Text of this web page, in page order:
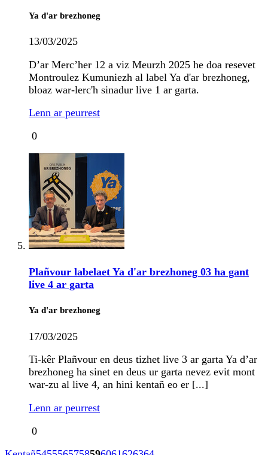
Ya d'ar brezhoneg
13/03/2025
D’ar Merc’her 12 a viz Meurzh 2025 he doa resevet
Montroulez Kumuniezh al label Ya d'ar brezhoneg,
bloaz war-lerc'h sinadur live 1 ar garta.
Lenn ar peurrest
0
Plañvour labelaet Ya d'ar brezhoneg 03 ha gant
live 4 ar garta
Ya d'ar brezhoneg
17/03/2025
Ti-kêr Plañvour en deus tizhet live 3 ar garta Ya d’ar
brezhoneg ha sinet en deus ur garta nevez evit mont
war-zu al live 4, an hini kentañ eo er [...]
Lenn ar peurrest
0